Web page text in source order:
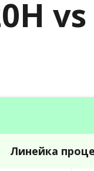
Линейка